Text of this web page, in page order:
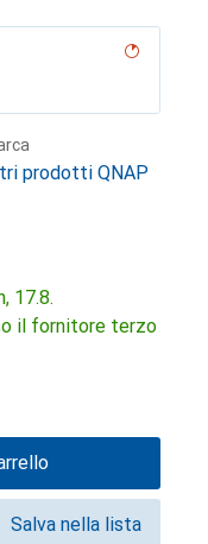
prodotti QNAP
17.8.
il fornitore terzo
Salva nella lista